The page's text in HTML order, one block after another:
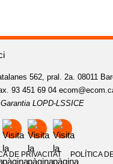
562, pral. 2a. 08011
93 451 69 04
LOPD-LSSICE
DE PRIVACITAT POLÍTICA